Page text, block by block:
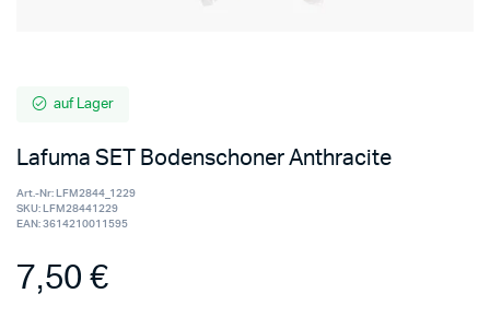
auf Lager
Lafuma SET Bodenschoner Anthracite
Art.-Nr:LFM2844_1229
SKU: LFM28441229
EAN:3614210011595
7,50€